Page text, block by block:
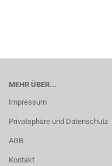
MEHR ÜBER...
Impressum
Privatsphäre und Datenschutz
AGB
Kontakt